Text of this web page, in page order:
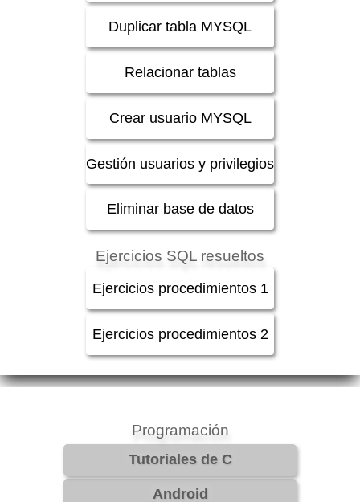
Duplicar tabla MYSQL
Relacionar tablas
Crear usuario MYSQL
Gestión usuarios y privilegios
Eliminar base de datos
Ejercicios SQL resueltos
Ejercicios procedimientos 1
Ejercicios procedimientos 2
Programación